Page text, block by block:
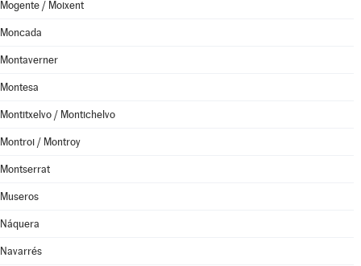
Mogente / Moixent
Moncada
Montaverner
Montesa
Montitxelvo / Montichelvo
Montroi / Montroy
Montserrat
Museros
Náquera
Navarrés